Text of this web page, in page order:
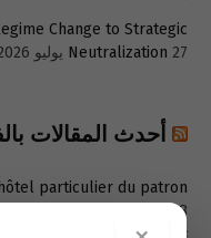
Change to Strategic
Neutralization 27 يوليو 2026
أحدث المقالات
particulier du patron
8 أغسطس 2026
Paris